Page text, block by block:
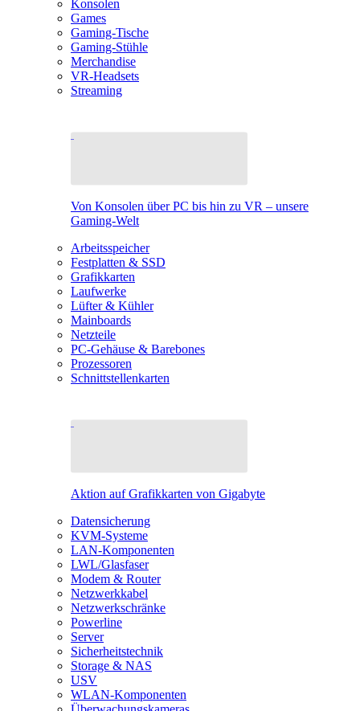
Konsolen
Games
Gaming-Tische
Gaming-Stühle
Merchandise
VR-Headsets
Streaming
Von Konsolen über PC bis hin zu VR – unsere
Gaming-Welt
Arbeitsspeicher
Festplatten & SSD
Grafikkarten
Laufwerke
Lüfter & Kühler
Mainboards
Netzteile
PC-Gehäuse & Barebones
Prozessoren
Schnittstellenkarten
Aktion auf Grafikkarten von Gigabyte
Datensicherung
KVM-Systeme
LAN-Komponenten
LWL/Glasfaser
Modem & Router
Netzwerkkabel
Netzwerkschränke
Powerline
Server
Sicherheitstechnik
Storage & NAS
USV
WLAN-Komponenten